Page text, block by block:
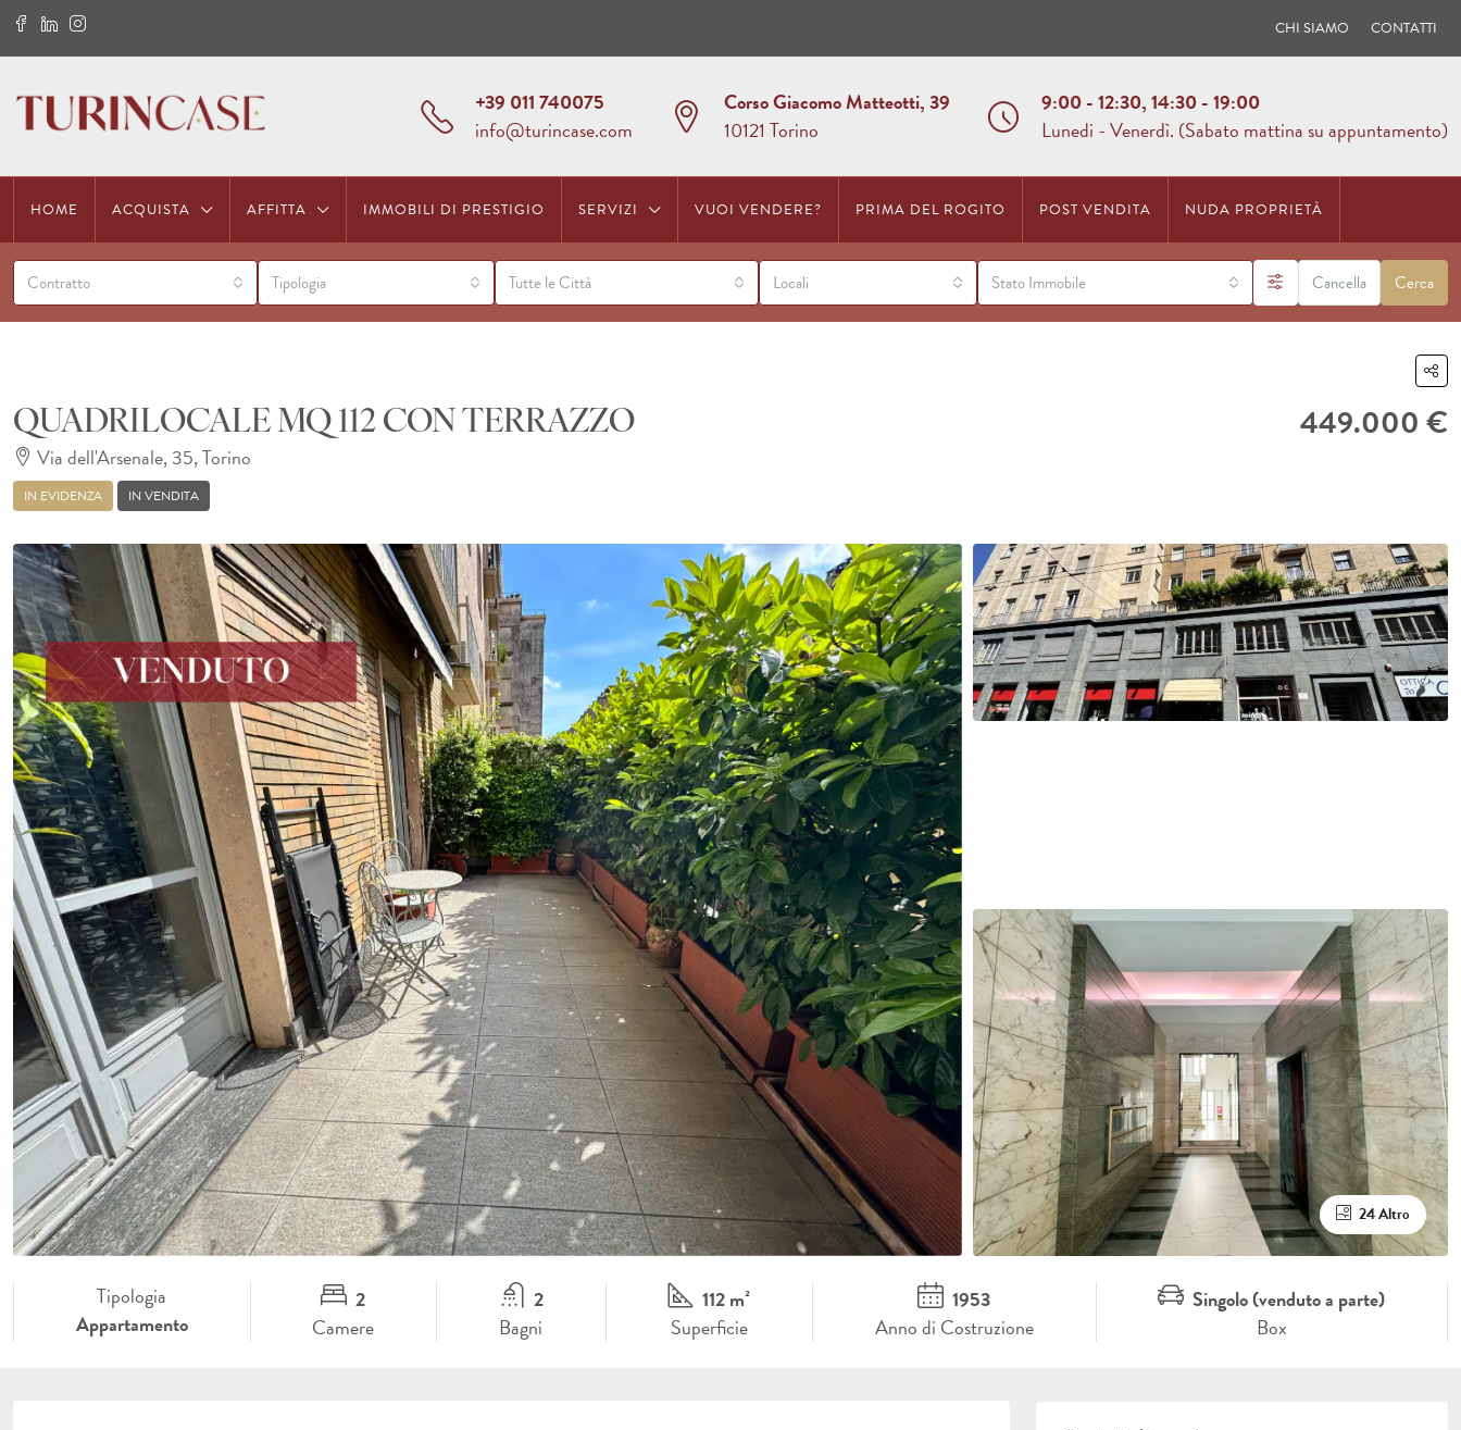
CHI SIAMO CONTATTI
+39 011 740075
info@turincase.com
Corso Giacomo Matteotti, 39
10121 Torino
9:00 - 12:30, 14:30 - 19:00
Lunedi - Venerdì. (Sabato mattina su appuntamento)
HOME ACQUISTA AFFITTA IMMOBILI DI PRESTIGIO SERVIZI VUOI VENDERE? PRIMA DEL ROGITO POST VENDITA NUDA PROPRIETÀ
Contratto Tipologia Tutte le Città Locali Stato Immobile Cancella Cerca
QUADRILOCALE MQ 112 CON TERRAZZO
Via dell'Arsenale, 35, Torino
IN EVIDENZA IN VENDITA
449.000 €
24 Altro
Tipologia
Appartamento
2
Camere
2
Bagni
112 m²
Superficie
1953
Anno di Costruzione
Singolo (venduto a parte)
Box